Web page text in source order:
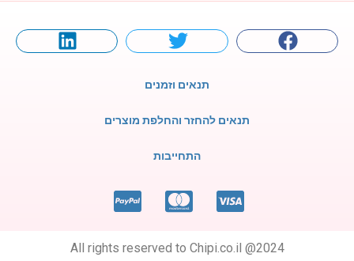
תנאים וזמנים
תנאים להחזר והחלפת מוצרים
התחייבות
All rights reserved to Chipi.co.il @2024